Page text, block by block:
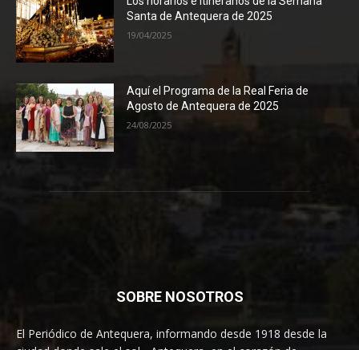
Santa de Antequera de 2025
19/04/2025
Aquí el Programa de la Real Feria de
Agosto de Antequera de 2025
24/08/2025
SOBRE NOSOTROS
El Periódico de Antequera, informando desde 1918 desde la